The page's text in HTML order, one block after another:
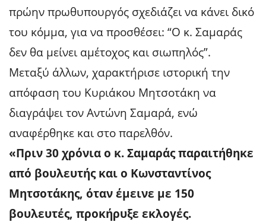
πρώην πρωθυπουργός σχεδιάζει να κάνει δικό
του κόμμα, για να προσθέσει: “Ο κ. Σαμαράς
δεν θα μείνει αμέτοχος και σιωπηλός”.
Μεταξύ άλλων, χαρακτήρισε ιστορική την
απόφαση του Κυριάκου Μητσοτάκη να
διαγράψει τον Αντώνη Σαμαρά, ενώ
αναφέρθηκε και στο παρελθόν.
«Πριν 30 χρόνια ο κ. Σαμαράς παραιτήθηκε
από βουλευτής και ο Κωνσταντίνος
Μητσοτάκης, όταν έμεινε με 150
βουλευτές, προκήρυξε εκλογές.